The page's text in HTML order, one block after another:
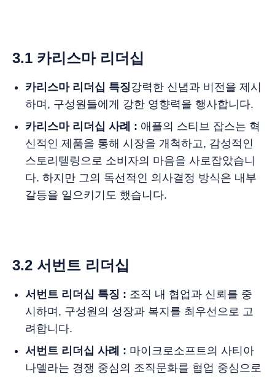
3.1 카리스마 리더십
카리스마 리더십 특징강력한 신념과 비전을 제시
하며, 구성원들에게 강한 영향력을 행사합니다.
카리스마 리더십 사례 : 애플의 스티브 잡스는 혁
신적인 제품을 통해 시장을 개척하고, 감성적인
스토리텔링으로 소비자의 마음을 사로잡았습니
다. 하지만 그의 독선적인 의사결정 방식은 내부
갈등을 일으키기도 했습니다.
3.2 서번트 리더십
서번트 리더십 특징 : 조직 내 협업과 신뢰를 중
시하며, 구성원의 성장과 복지를 최우선으로 고
려합니다.
서번트 리더십 사례 : 마이크로소프트의 사티아
나델라는 경쟁 중심의 조직문화를 협업 중심으로